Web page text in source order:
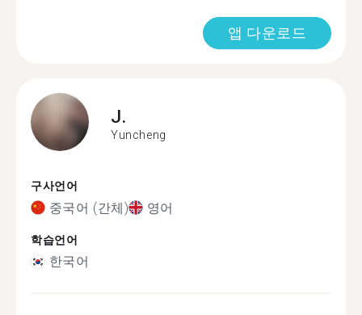
앱 다운로드
J.
Yuncheng
구사언어
중국어 (간체) 영어
학습언어
한국어